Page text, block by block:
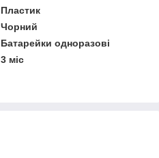
Пластик
Чорний
Батарейки одноразові
3 міс